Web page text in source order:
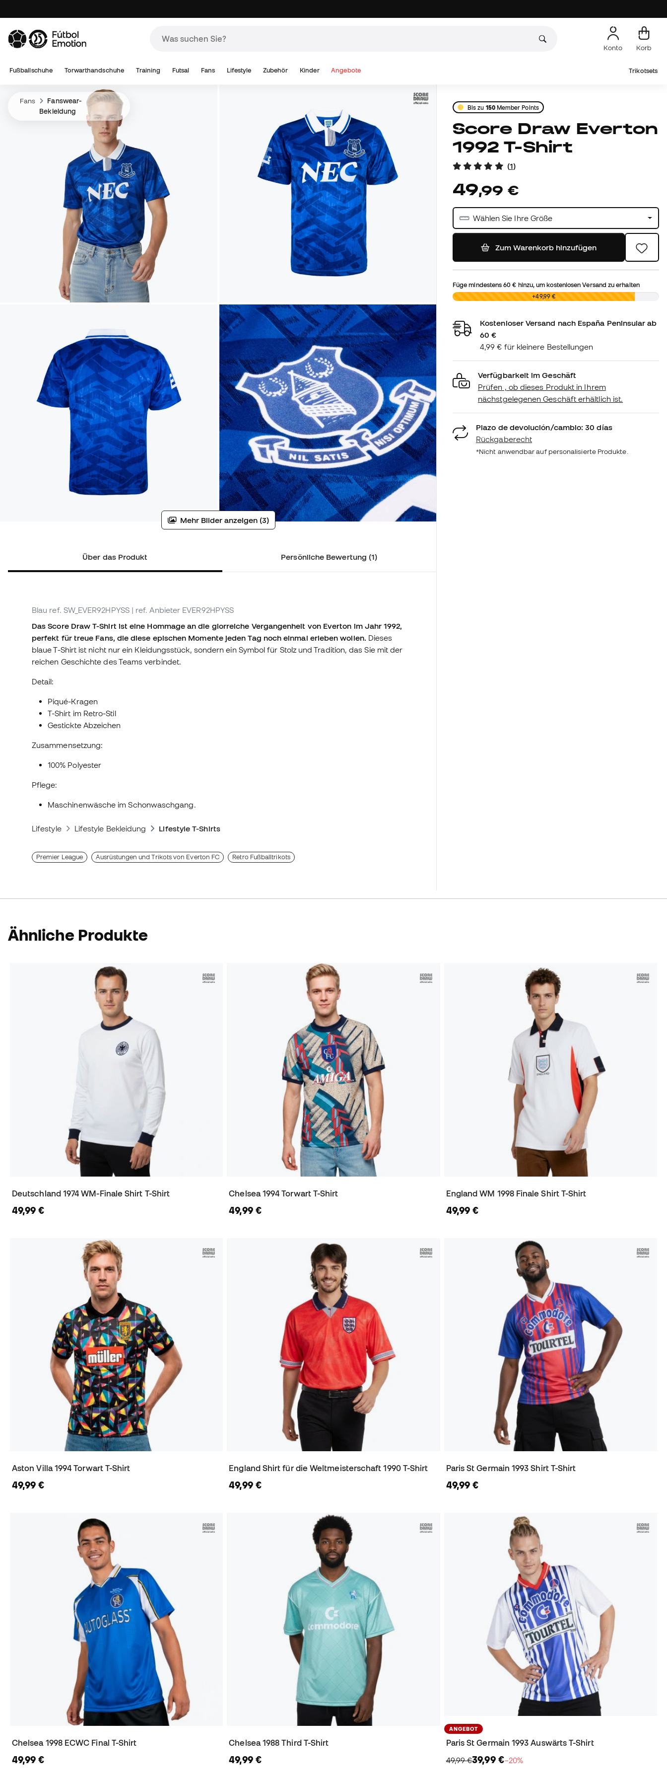
Konto Korb
Fußballschuhe Torwarthandschuhe Training Futsal Fans Lifestyle Zubehör Kinder Angebote Trikotsets
Fans
Fanswear-
Bekleidung
Mehr Bilder anzeigen (3)
Über das Produkt Persönliche Bewertung (1)
Blau ref. SW_EVER92HPYSS | ref. Anbieter EVER92HPYSS
Das Score Draw T-Shirt ist eine Hommage an die glorreiche Vergangenheit von Everton im Jahr 1992,
perfekt für treue Fans, die diese epischen Momente jeden Tag noch einmal erleben wollen. Dieses
blaue T-Shirt ist nicht nur ein Kleidungsstück, sondern ein Symbol für Stolz und Tradition, das Sie mit der
reichen Geschichte des Teams verbindet.
Detail:
Piqué-Kragen
T-Shirt im Retro-Stil
Gestickte Abzeichen
Zusammensetzung:
100% Polyester
Pflege:
Maschinenwäsche im Schonwaschgang.
Lifestyle Lifestyle Bekleidung Lifestyle T-Shirts
Premier League Ausrüstungen und Trikots von Everton FC Retro Fußballtrikots
Bis zu 150Member Points
Score Draw Everton
1992 T-Shirt
(1)
49,99 €
Wählen Sie Ihre Größe
Zum Warenkorb hinzufügen
Füge mindestens60 € hinzu, um kostenlosen Versand zu erhalten
0,00 € +49,99 €
Kostenloser Versand nach España Peninsular ab
60 €
4,99 € für kleinere Bestellungen
Verfügbarkeit im Geschäft
Prüfen , ob dieses Produkt in Ihrem
nächstgelegenen Geschäft erhältlich ist.
Plazo de devolución/cambio: 30 días
Rückgaberecht
*Nicht anwendbar auf personalisierte Produkte.
Ähnliche Produkte
Deutschland 1974 WM-Finale Shirt T-Shirt
49,99 €
Chelsea 1994 Torwart T-Shirt
49,99 €
England WM 1998 Finale Shirt T-Shirt
49,99 €
Aston Villa 1994 Torwart T-Shirt
49,99 €
England Shirt für die Weltmeisterschaft 1990 T-Shirt
49,99 €
Paris St Germain 1993 Shirt T-Shirt
49,99 €
Chelsea 1998 ECWC Final T-Shirt
49,99 €
Chelsea 1988 Third T-Shirt
49,99 €
ANGEBOT
Paris St Germain 1993 Auswärts T-Shirt
49,99 €39,99 €−20%